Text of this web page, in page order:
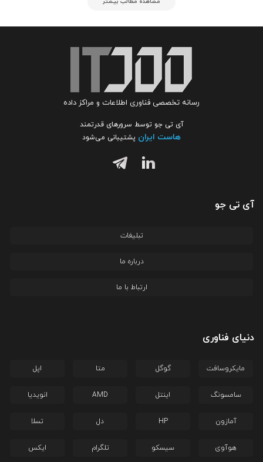
رسانه تخصصی فناوری اطلاعات و مراکز داده
آی تی جو توسط سرورهای قدرتمند
هاست ایران پشتیبانی می‌شود
آی تی جو
تبلیغات
درباره ما
ارتباط با ما
دنیای فناوری
مایکروسافت گوگل متا اپل
سامسونگ اینتل AMD انویدیا
آمازون HP دل تسلا
هوآوی سیسکو تلگرام ایکس